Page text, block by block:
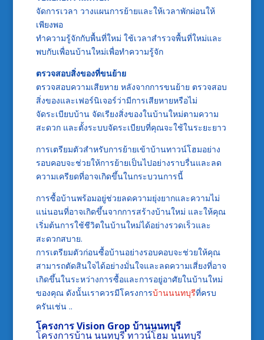
จัดการเวลา วางแผนการย้ายและให้เวลาพักผ่อนให้
เพียงพอ
ทำความรู้จักกับพื้นที่ใหม่ ใช้เวลาสำรวจพื้นที่ใหม่และ
พบกับเพื่อนบ้านใหม่เพื่อทำความรู้จัก
ตรวจสอบสิ่งของที่ขนย้าย
ตรวจสอบความเสียหาย หลังจากการขนย้าย ตรวจสอบ
สิ่งของและเฟอร์นิเจอร์ว่ามีการเสียหายหรือไม่
จัดระเบียบบ้าน จัดเรียงสิ่งของในบ้านใหม่ตามความ
สะดวก และตั้งระบบจัดระเบียบที่คุณจะใช้ในระยะยาว
การเตรียมตัวสำหรับการย้ายเข้าบ้านทาวน์โฮมอย่าง
รอบคอบจะช่วยให้การย้ายเป็นไปอย่างราบรื่นและลด
ความเครียดที่อาจเกิดขึ้นในกระบวนการนี้
การซื้อบ้านพร้อมอยู่ช่วยลดความยุ่งยากและความไม่
แน่นอนที่อาจเกิดขึ้นจากการสร้างบ้านใหม่ และให้คุณ
เริ่มต้นการใช้ชีวิตในบ้านใหม่ได้อย่างรวดเร็วและ
สะดวกสบาย.
การเตรียมตัวก่อนซื้อบ้านอย่างรอบคอบจะช่วยให้คุณ
สามารถตัดสินใจได้อย่างมั่นใจและลดความเสี่ยงที่อาจ
เกิดขึ้นในระหว่างการซื้อและการอยู่อาศัยในบ้านใหม่
ของคุณ ดังนั้นเราควรมีโครงการบ้านนนทบุรีที่ครบ
ครันเช่น ..
โครงการ Vision Grop บ้านนนทบุรี
โครงการบ้าน นนทบุรี ทาวน์โฮม นนทบุรี